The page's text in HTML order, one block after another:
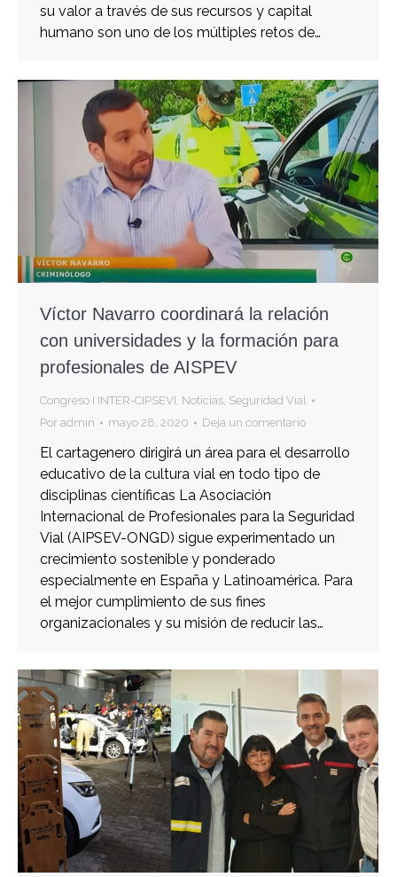
su valor a través de sus recursos y capital
humano son uno de los múltiples retos de…
Víctor Navarro coordinará la relación
con universidades y la formación para
profesionales de AISPEV
Congreso I INTER-CIPSEVI, Noticias, Seguridad Vial
Por admin mayo 28, 2020 Deja un comentario
El cartagenero dirigirá un área para el desarrollo
educativo de la cultura vial en todo tipo de
disciplinas científicas La Asociación
Internacional de Profesionales para la Seguridad
Vial (AIPSEV-ONGD) sigue experimentado un
crecimiento sostenible y ponderado
especialmente en España y Latinoamérica. Para
el mejor cumplimiento de sus fines
organizacionales y su misión de reducir las…